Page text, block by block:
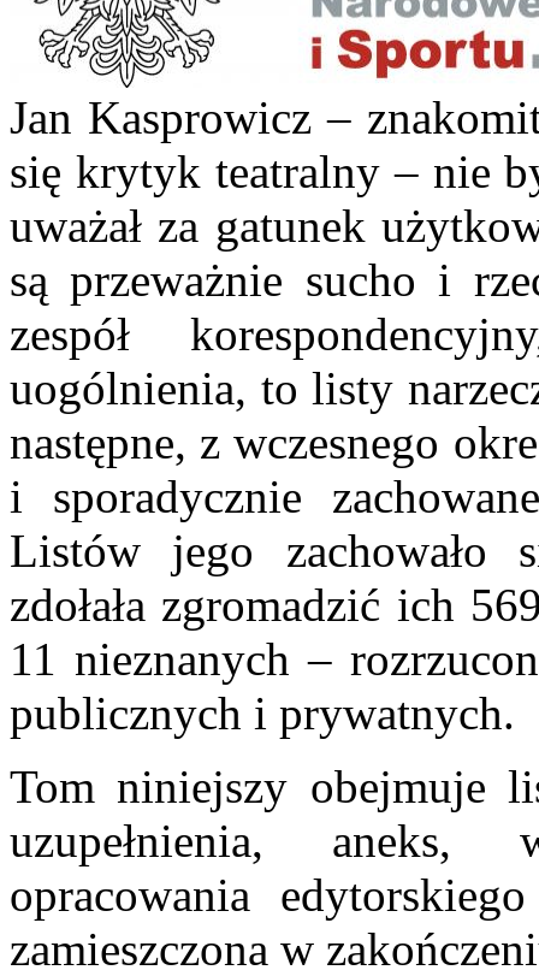
Jan Kasprowicz –
się krytyk teatralny – nie
uważał za gatunek
są przeważnie sucho i
zespół
uogólnienia, to listy
następne, z wczesnego
i sporadycznie
Listów jego zachowało
zdołała zgromadzić ich
11 nieznanych –
publicznych i prywatnych.
Tom niniejszy obejmuje
uzupełnienia, aneks,
opracowania
zamieszczona w